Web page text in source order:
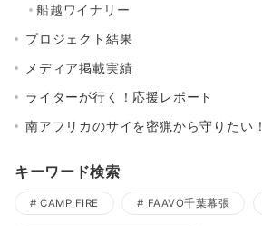
船越ワイナリー
プロジェクト結果
メディア掲載実績
ライターが行く！応援レポート
南アフリカのサイを密猟から守りたい！
キーワード検索
CAMP FIRE FAAVO千葉幕張